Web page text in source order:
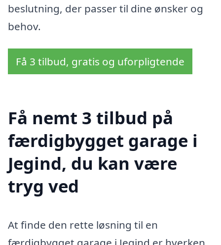
beslutning, der passer til dine ønsker og
behov.
Få 3 tilbud, gratis og uforpligtende
Få nemt 3 tilbud på
færdigbygget garage i
Jegind, du kan være
tryg ved
At finde den rette løsning til en